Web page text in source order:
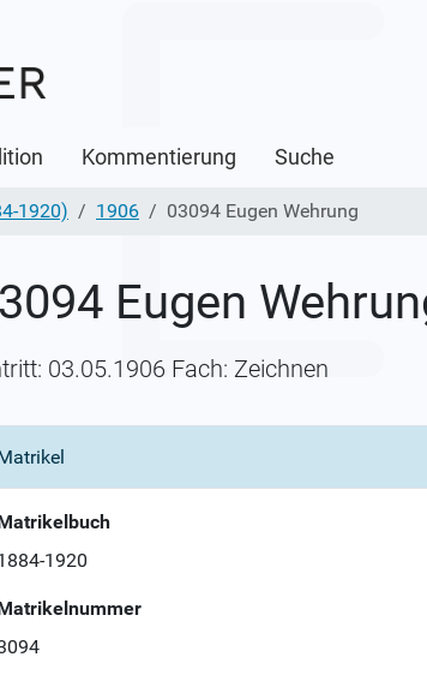
Kommentierung Suche
1920) 1906 03094 Eugen Wehrung
Eugen
03.05.1906 Fach: Zeichnen
1920